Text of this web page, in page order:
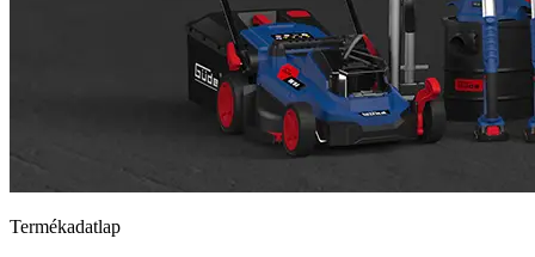
Termékadatlap